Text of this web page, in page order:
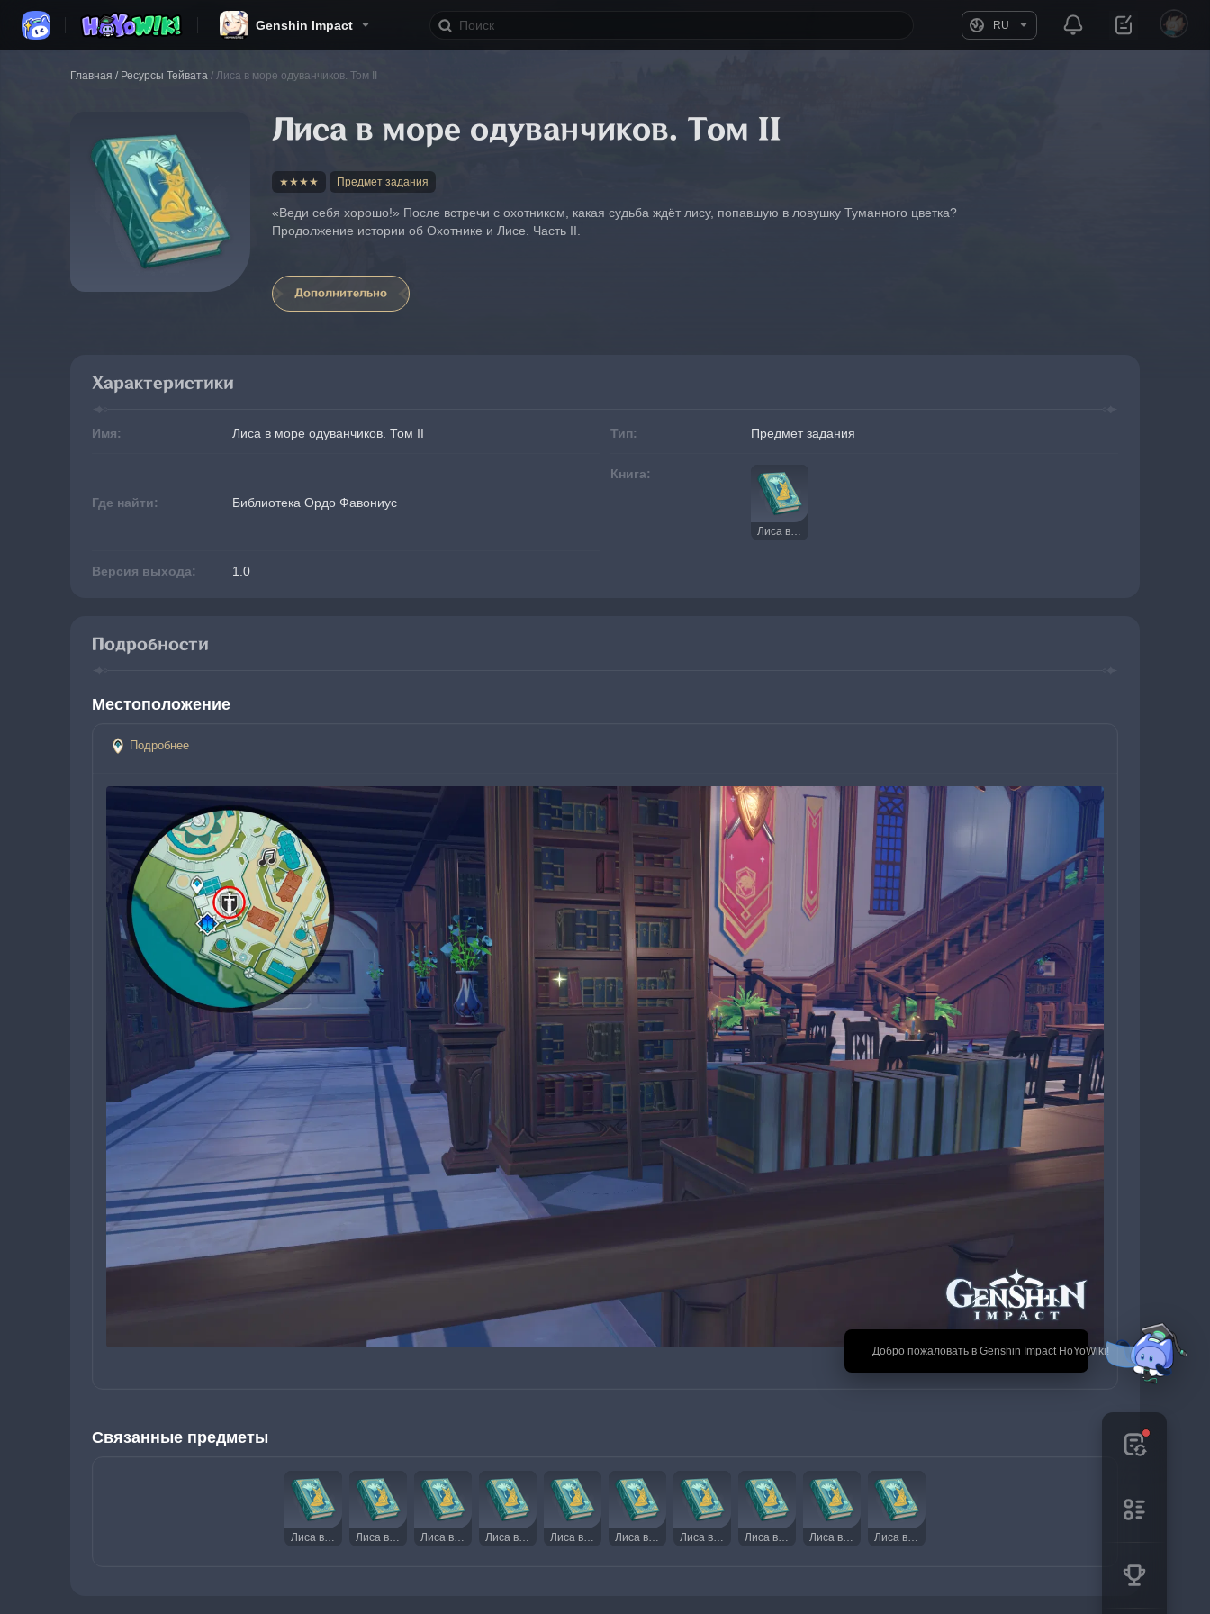
Genshin Impact RU
🎉 Добро пожаловать в Genshin Impact HoYoWiki!
Главная / Ресурсы Тейвата / Лиса в море одуванчиков. Том II
Лиса в море одуванчиков. Том II
★★★★ Предмет задания
«Веди себя хорошо!» После встречи с охотником, какая судьба ждёт лису, попавшую в ловушку Туманного цветка?
Продолжение истории об Охотнике и Лисе. Часть II.
Дополнительно
Характеристики
Имя: Лиса в море одуванчиков. Том II Тип: Предмет задания
Где найти: Библиотека Ордо Фавониус
Книга:
Лиса в море одуванчиков
Версия выхода: 1.0
Подробности
Местоположение
Подробнее
Связанные предметы
Лиса в море одуванчиков. Том I Лиса в море одуванчиков. Том III Лиса в море одуванчиков. Том IV Лиса в море одуванчиков. Том V Лиса в море одуванчиков. Том VI Лиса в море одуванчиков. Том VII Лиса в море одуванчиков. Том VIII Лиса в море одуванчиков. Том IX Лиса в море одуванчиков. Том X Лиса в море одуванчиков. Том XI